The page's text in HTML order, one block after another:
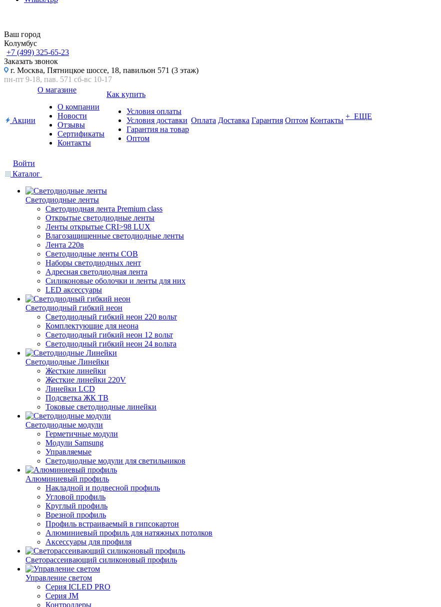
Ваш город
Колумбус
+7 (499) 325-65-23
Заказать звонок
г. Москва, Пятницкое шоссе, 18, павильон 571 (3 этаж)
пн-пт 9-18, пав. 571 сб-вс 10-17
Акции
О магазине
О компании
Новости
Отзывы
Сертификаты
Контакты
Как купить
Условия оплаты
Условия доставки
Гарантия на товар
Оптом
Оплата Доставка Гарантия Оптом Контакты + ЕЩЕ
Войти
Каталог
Светодиодные ленты
Светодиодная лента Premium class
Открытые светодиодные ленты
Ленты открытые CRI>98 LUX
Влагозащищенные светодиодные ленты
Лента 220в
Светодиодные ленты COB
Наборы светодиодных лент
Адресная светодиодная лента
Силиконовые оболочки и ленты для них
LED аксессуары
Светодиодный гибкий неон
Светодиодный гибкий неон 220 вольт
Комплектующие для неона
Светодиодный гибкий неон 12 вольт
Светодиодный гибкий неон 24 вольта
Светодиодные Линейки
Жесткие линейки
Жесткие линейки 220V
Линейки LCD
Подсветка ЖК ТВ
Токовые светодиодные линейки
Светодиодные модули
Герметичные модули
Модули Samsung
Управляемые
Светодиодные модули для светильников
Алюминиевый профиль
Накладной и подвесной профиль
Угловой профиль
Круглый профиль
Врезной профиль
Профиль встраиваемый в гипсокартон
Алюминиевый профиль для натяжных потолков
Аксессуары для профиля
Светорассеивающий силиконовый профиль
Управление светом
Серия ICLED PRO
Серия JM
Контроллеры